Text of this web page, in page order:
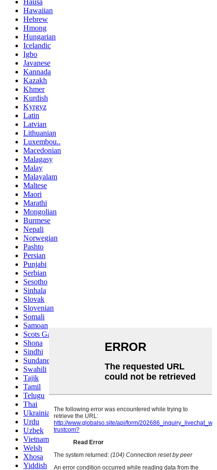
Hausa
Hawaiian
Hebrew
Hmong
Hungarian
Icelandic
Igbo
Javanese
Kannada
Kazakh
Khmer
Kurdish
Kyrgyz
Latin
Latvian
Lithuanian
Luxembou..
Macedonian
Malagasy
Malay
Malayalam
Maltese
Maori
Marathi
Mongolian
Burmese
Nepali
Norwegian
Pashto
Persian
Punjabi
Serbian
Sesotho
Sinhala
Slovak
Slovenian
Somali
Samoan
Scots Gaelic
Shona
Sindhi
Sundanese
Swahili
Tajik
Tamil
Telugu
Thai
Ukrainian
Urdu
Uzbek
Vietnamese
Welsh
Xhosa
Yiddish